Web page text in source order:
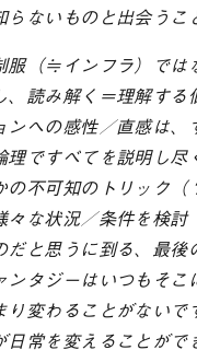
らないものと出会うこ
服（≒インフラ）では
、読み解く＝理解する
ンへの感性／直感は、
理ですべてを説明し尽
の不可知のトリック（
々な状況／条件を検討
だと思うに到る、最後
ンタジーはいつもそこ
り変わることがないで
日常を変えることがで